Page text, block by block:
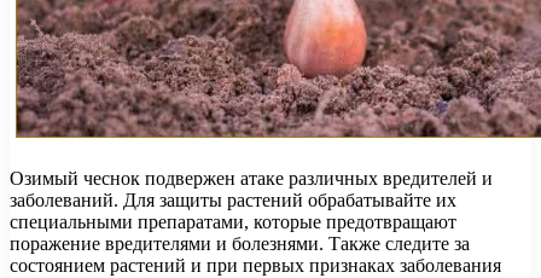
Озимый чеснок подвержен атаке различных вредителей и
заболеваний. Для защиты растений обрабатывайте их
специальными препаратами, которые предотвращают
поражение вредителями и болезнями. Также следите за
состоянием растений и при первых признаках заболевания